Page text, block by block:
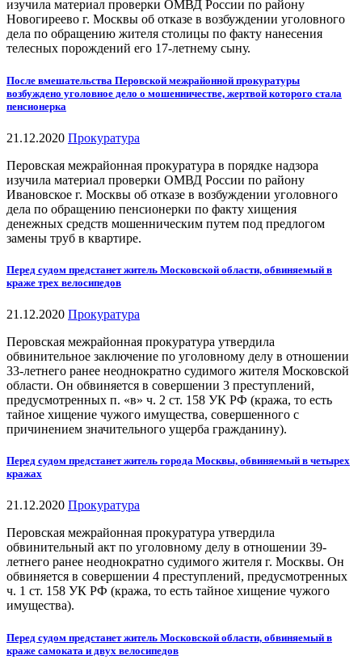
изучила материал проверки ОМВД России по району
Новогиреево г. Москвы об отказе в возбуждении уголовного
дела по обращению жителя столицы по факту нанесения
телесных порождений его 17-летнему сыну.
После вмешательства Перовской межрайонной прокуратуры
возбуждено уголовное дело о мошенничестве, жертвой которого стала
пенсионерка
21.12.2020 Прокуратура
Перовская межрайонная прокуратура в порядке надзора
изучила материал проверки ОМВД России по району
Ивановское г. Москвы об отказе в возбуждении уголовного
дела по обращению пенсионерки по факту хищения
денежных средств мошенническим путем под предлогом
замены труб в квартире.
Перед судом предстанет житель Московской области, обвиняемый в
краже трех велосипедов
21.12.2020 Прокуратура
Перовская межрайонная прокуратура утвердила
обвинительное заключение по уголовному делу в отношении
33-летнего ранее неоднократно судимого жителя Московской
области. Он обвиняется в совершении 3 преступлений,
предусмотренных п. «в» ч. 2 ст. 158 УК РФ (кража, то есть
тайное хищение чужого имущества, совершенного с
причинением значительного ущерба гражданину).
Перед судом предстанет житель города Москвы, обвиняемый в четырех
кражах
21.12.2020 Прокуратура
Перовская межрайонная прокуратура утвердила
обвинительный акт по уголовному делу в отношении 39-
летнего ранее неоднократно судимого жителя г. Москвы. Он
обвиняется в совершении 4 преступлений, предусмотренных
ч. 1 ст. 158 УК РФ (кража, то есть тайное хищение чужого
имущества).
Перед судом предстанет житель Московской области, обвиняемый в
краже самоката и двух велосипедов